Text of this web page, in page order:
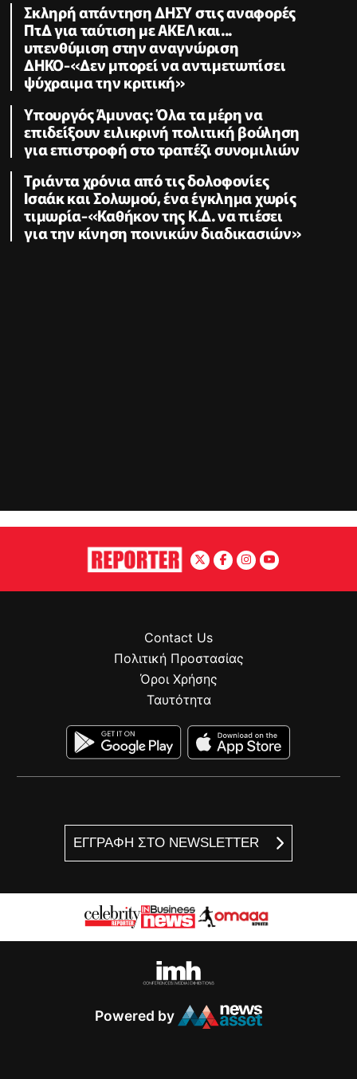
Σκληρή απάντηση ΔΗΣΥ στις αναφορές
ΠτΔ για ταύτιση με ΑΚΕΛ και...
υπενθύμιση στην αναγνώριση
ΔΗΚΟ-«Δεν μπορεί να αντιμετωπίσει
ψύχραιμα την κριτική»
Υπουργός Άμυνας: Όλα τα μέρη να
επιδείξουν ειλικρινή πολιτική βούληση
για επιστροφή στο τραπέζι συνομιλιών
Τριάντα χρόνια από τις δολοφονίες
Ισαάκ και Σολωμού, ένα έγκλημα χωρίς
τιμωρία-«Καθήκον της Κ.Δ. να πιέσει
για την κίνηση ποινικών διαδικασιών»
ΕΓΓΡΑΦΗ ΣΤΟ NEWSLETTER
Contact Us
Πολιτική Προστασίας
Όροι Χρήσης
Ταυτότητα
Powered by